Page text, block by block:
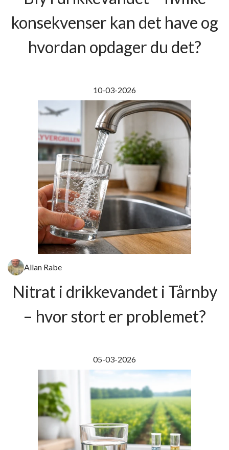
konsekvenser kan det have og
hvordan opdager du det?
10-03-2026
Allan Rabe
Nitrat i drikkevandet i Tårnby
– hvor stort er problemet?
05-03-2026